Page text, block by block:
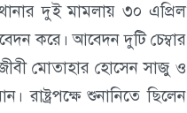
দুই মামলায় ৩০ এপ্রিল
করে। আবেদন দুটি চেম্বার
মোতাহার হোসেন সাজু ও
শুনানিতে ছিলেন